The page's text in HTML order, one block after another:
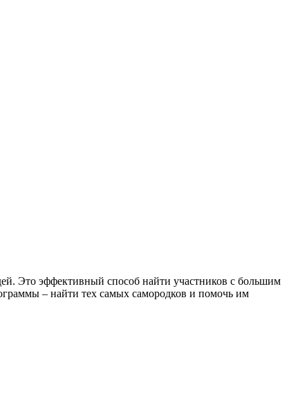
Это эффективный способ найти участников с большим
– найти тех самых самородков и помочь им